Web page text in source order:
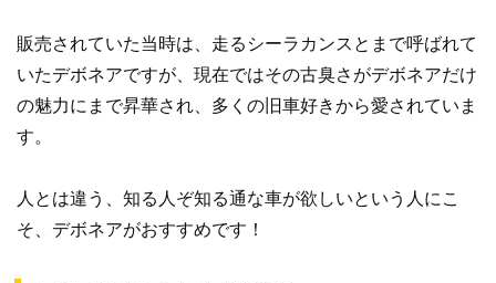
販売されていた当時は、走るシーラカンスとまで呼ばれて
いたデボネアですが、現在ではその古臭さがデボネアだけ
の魅力にまで昇華され、多くの旧車好きから愛されていま
す。
人とは違う、知る人ぞ知る通な車が欲しいという人にこ
そ、デボネアがおすすめです！